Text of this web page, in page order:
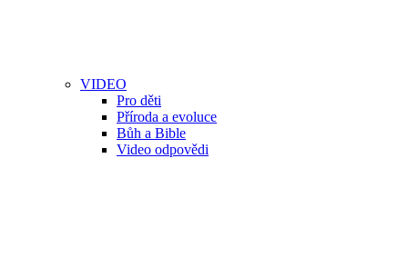
VIDEO
Pro děti
Příroda a evoluce
Bůh a Bible
Video odpovědi